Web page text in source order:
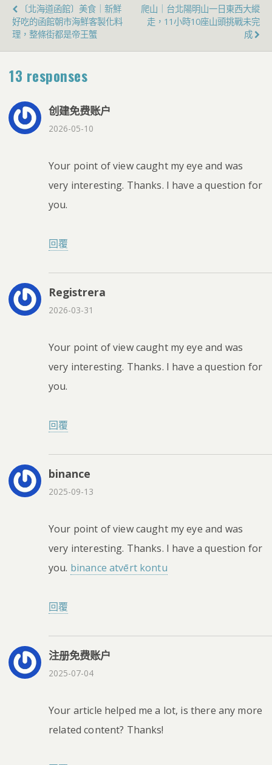
〔北海道函館〕美食｜新鮮
好吃的函館朝市海鮮客製化料
理，整條街都是帝王蟹
爬山｜台北陽明山一日東西大縱
走，11小時10座山頭挑戰未完
成
13 responses
创建免费账户
2026-05-10
Your point of view caught my eye and was
very interesting. Thanks. I have a question for
you.
回覆
Registrera
2026-03-31
Your point of view caught my eye and was
very interesting. Thanks. I have a question for
you.
回覆
binance
2025-09-13
Your point of view caught my eye and was
very interesting. Thanks. I have a question for
you. binance atvērt kontu
回覆
注册免费账户
2025-07-04
Your article helped me a lot, is there any more
related content? Thanks!